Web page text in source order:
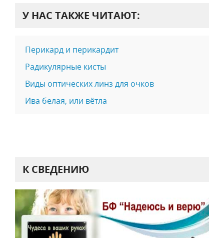
У НАС ТАКЖЕ ЧИТАЮТ:
Перикард и перикардит
Радикулярные кисты
Виды оптических линз для очков
Ива белая, или вётла
К СВЕДЕНИЮ